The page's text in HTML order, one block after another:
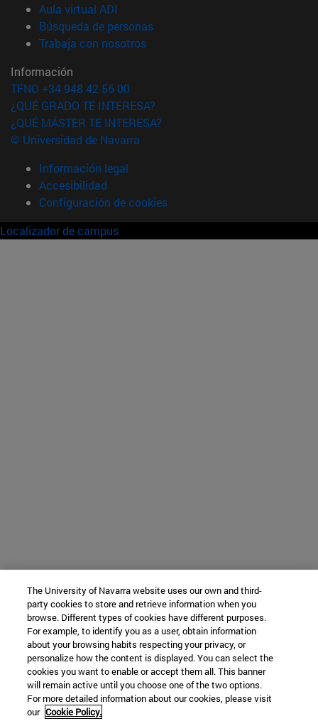
Aula virtual ADI
Búsqueda de personas(abre en nueva ventana)
Trabaja con nosotros(abre en nueva ventana)
Información
TFNO +34 948 42 56 00
¿QUÉ GRADO TE INTERESA?
¿QUÉ MÁSTER TE INTERESA?
© Universidad de Navarra
Información legal
Accesibilidad
Configuración de cookies
Localizador de campus
The University of Navarra website uses our own and third-
party cookies to store and retrieve information when you
browse. Different types of cookies have different purposes.
For example, to identify you as a user, obtain information
about your browsing habits respecting your privacy, or
personalize how the content is displayed. You can select the
cookies you want to enable or accept them all. This banner
will remain active until you choose one of the two options.
For more detailed information about our cookies, please visit
our Cookie Policy.